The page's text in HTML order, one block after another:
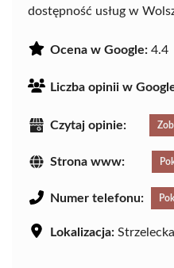
dostępność usług w
Ocena w Google: 4.4
Liczba opinii w
Czytaj opinie:
Strona www:
Numer telefonu:
Lokalizacja: